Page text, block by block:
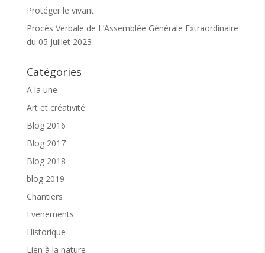
Protéger le vivant
Procès Verbale de L’Assemblée Générale Extraordinaire
du 05 Juillet 2023
Catégories
A la une
Art et créativité
Blog 2016
Blog 2017
Blog 2018
blog 2019
Chantiers
Evenements
Historique
Lien à la nature